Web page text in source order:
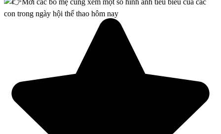
con trong ngày hội thể thao hôm nay